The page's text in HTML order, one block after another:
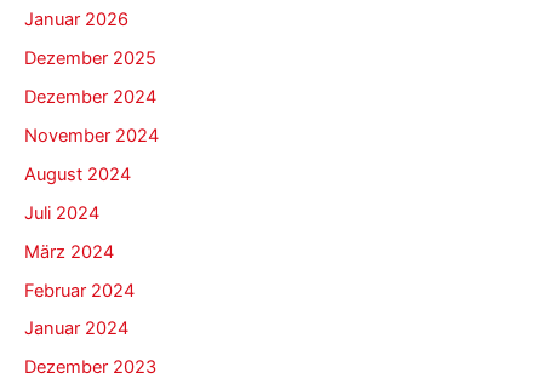
Januar 2026
Dezember 2025
Dezember 2024
November 2024
August 2024
Juli 2024
März 2024
Februar 2024
Januar 2024
Dezember 2023